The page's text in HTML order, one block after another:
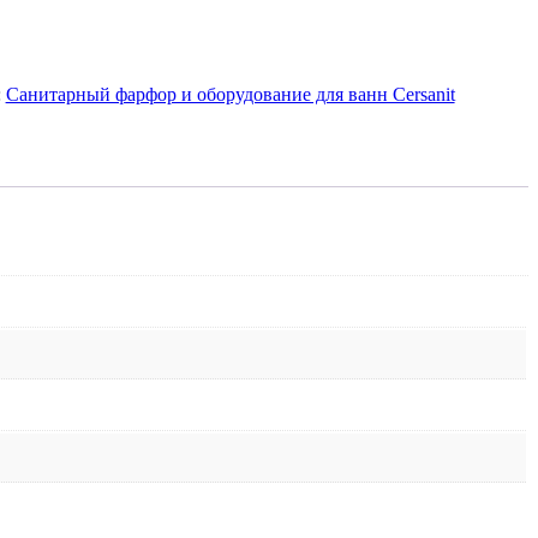
Санитарный фарфор и оборудование для ванн Cersanit